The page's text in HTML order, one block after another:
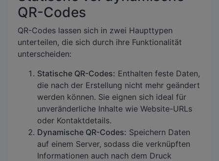
QR-Codes
QR-Codes lassen sich in zwei Haupttypen
unterteilen, die sich durch ihre Funktionalität
unterscheiden:
Statische QR-Codes: Enthalten feste Daten,
die nach der Erstellung nicht mehr geändert
werden können. Sie eignen sich ideal für
unveränderliche Inhalte wie Website-URLs
oder Kontaktdetails.
Dynamische QR-Codes: Speichern Daten
auf einem Server, sodass die verknüpften
Informationen auch nach dem Druck